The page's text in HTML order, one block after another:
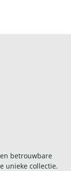
betrouwbare
unieke collectie.